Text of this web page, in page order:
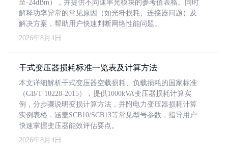
至-24dBm），并提供不同速率光模块的参考值表格。同时
解释功率异常的常见原因（如光纤损耗、连接器问题）及
解决方案，帮助用户快速判断网络性能问题。
2026年8月4日
干式变压器损耗标准一览表及计算方法
本文详细解析干式变压器空载损耗、负载损耗的国家标准
（GB/T 10228-2015），提供1000kVA变压器损耗计算实
例，分步骤说明变损计算方法，并附电力变压器损耗计算
实例表格，涵盖SCB10/SCB13等常见型号参数，指导用户
快速掌握变压器能效评估要点。
2026年8月4日